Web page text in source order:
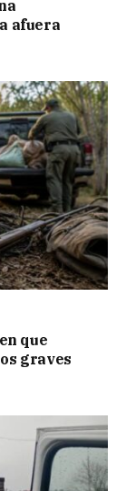
afuera
que
graves